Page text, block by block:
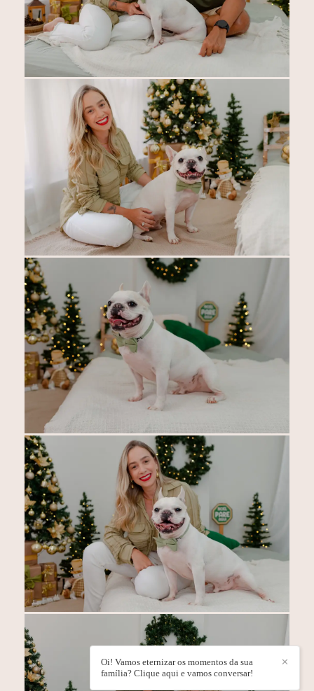
✕
Oi! Vamos eternizar os momentos da sua
família? Clique aqui e vamos conversar!